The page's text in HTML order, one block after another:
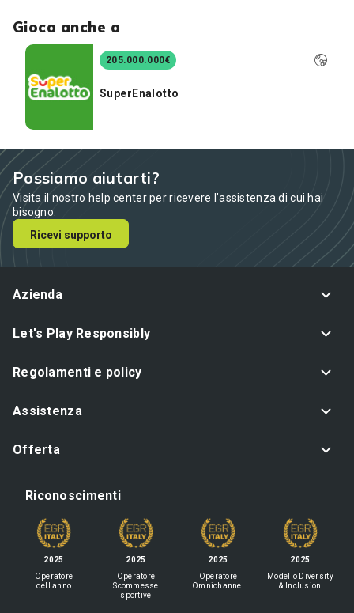
Gioca anche a
205.000.000€
SuperEnalotto
Possiamo aiutarti?
Visita il nostro help center per ricevere l’assistenza di cui hai
bisogno.
Ricevi supporto
Azienda
Let's Play Responsibly
Regolamenti e policy
Assistenza
Offerta
Riconoscimenti
2025
Operatore
dell'anno
2025
Operatore
Scommesse
sportive
2025
Operatore
Omnichannel
2025
Modello Diversity
& Inclusion